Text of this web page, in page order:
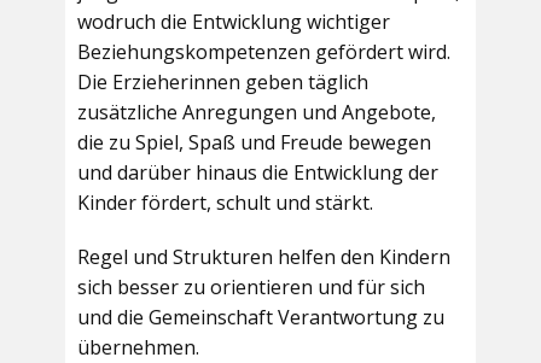
wodruch die Entwicklung wichtiger
Beziehungskompetenzen gefördert wird.
Die Erzieherinnen geben täglich
zusätzliche Anregungen und Angebote,
die zu Spiel, Spaß und Freude bewegen
und darüber hinaus die Entwicklung der
Kinder fördert, schult und stärkt.
Regel und Strukturen helfen den Kindern
sich besser zu orientieren und für sich
und die Gemeinschaft Verantwortung zu
übernehmen.